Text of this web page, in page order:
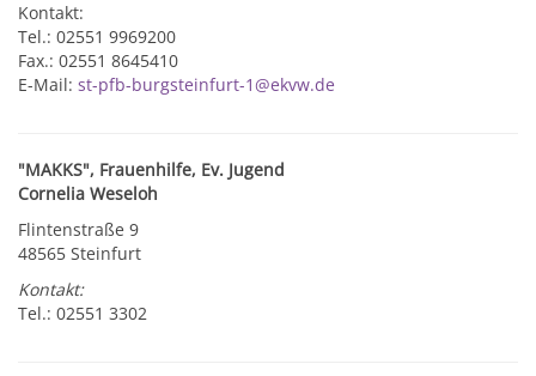
Kontakt:
Tel.: 02551 9969200
Fax.: 02551 8645410
E-Mail: st-pfb-burgsteinfurt-1@ekvw.de
"MAKKS", Frauenhilfe, Ev. Jugend
Cornelia Weseloh
Flintenstraße 9
48565 Steinfurt
Kontakt:
Tel.: 02551 3302